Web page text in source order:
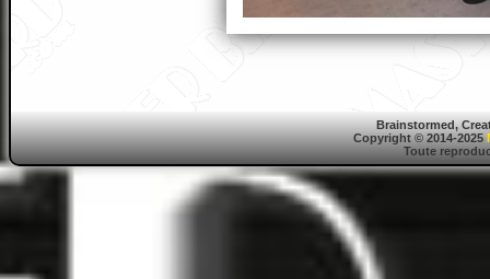
Brainstormed,
Copyright © 2014-2025
Toute